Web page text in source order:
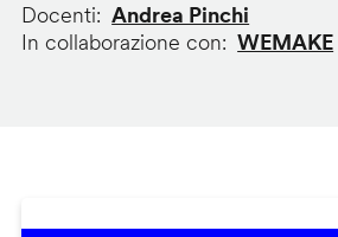
Docenti
Andrea Pinchi
In collaborazione con
WEMAKE